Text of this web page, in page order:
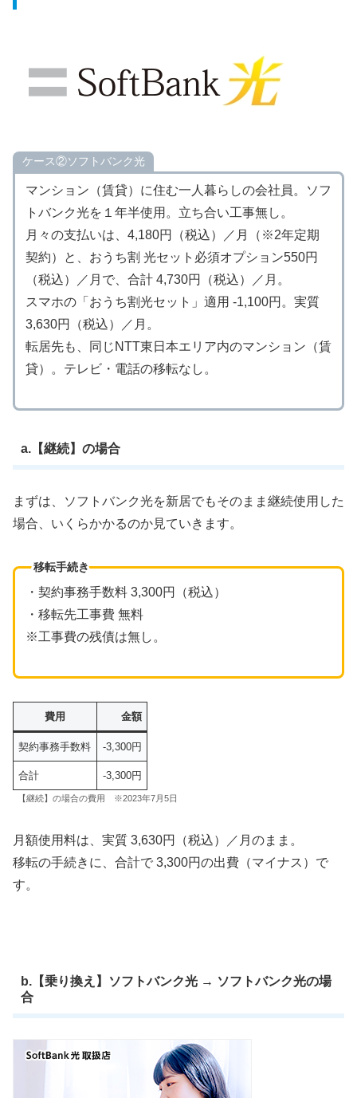
ケース②ソフトバンク光
マンション（賃貸）に住む一人暮らしの会社員。ソフ
トバンク光を１年半使用。立ち合い工事無し。
月々の支払いは、4,180円（税込）／月（※2年定期
契約）と、おうち割 光セット必須オプション550円
（税込）／月で、合計 4,730円（税込）／月。
スマホの「おうち割光セット」適用 -1,100円。実質
3,630円（税込）／月。
転居先も、同じNTT東日本エリア内のマンション（賃
貸）。テレビ・電話の移転なし。
a.【継続】の場合
まずは、ソフトバンク光を新居でもそのまま継続使用した
場合、いくらかかるのか見ていきます。
移転手続き
・契約事務手数料 3,300円（税込）
・移転先工事費 無料
※工事費の残債は無し。
費用 金額
契約事務手数料 -3,300円
合計 -3,300円
【継続】の場合の費用 ※2023年7月5日
月額使用料は、実質 3,630円（税込）／月のまま。
移転の手続きに、合計で 3,300円の出費（マイナス）で
す。
b.【乗り換え】ソフトバンク光 → ソフトバンク光の場
合